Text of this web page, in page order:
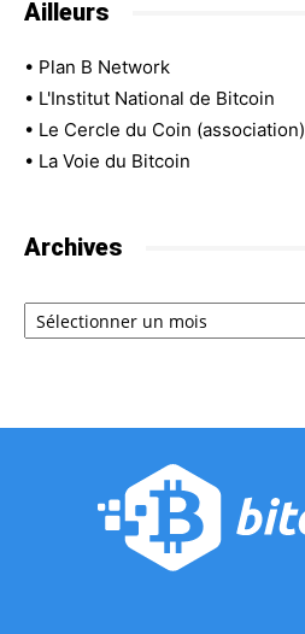
Ailleurs
• Plan B Network
• L'Institut National de Bitcoin
• Le Cercle du Coin (association)
• La Voie du Bitcoin
Archives
Archives